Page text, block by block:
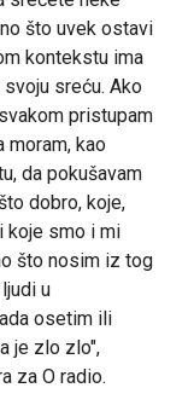
što uvek ostavi
kontekstu ima
svoju sreću. Ako
pristupam
moram, kao
da pokušavam
dobro, koje,
koje smo i mi
što nosim iz tog
u
osetim ili
je zlo zlo",
za O radio.